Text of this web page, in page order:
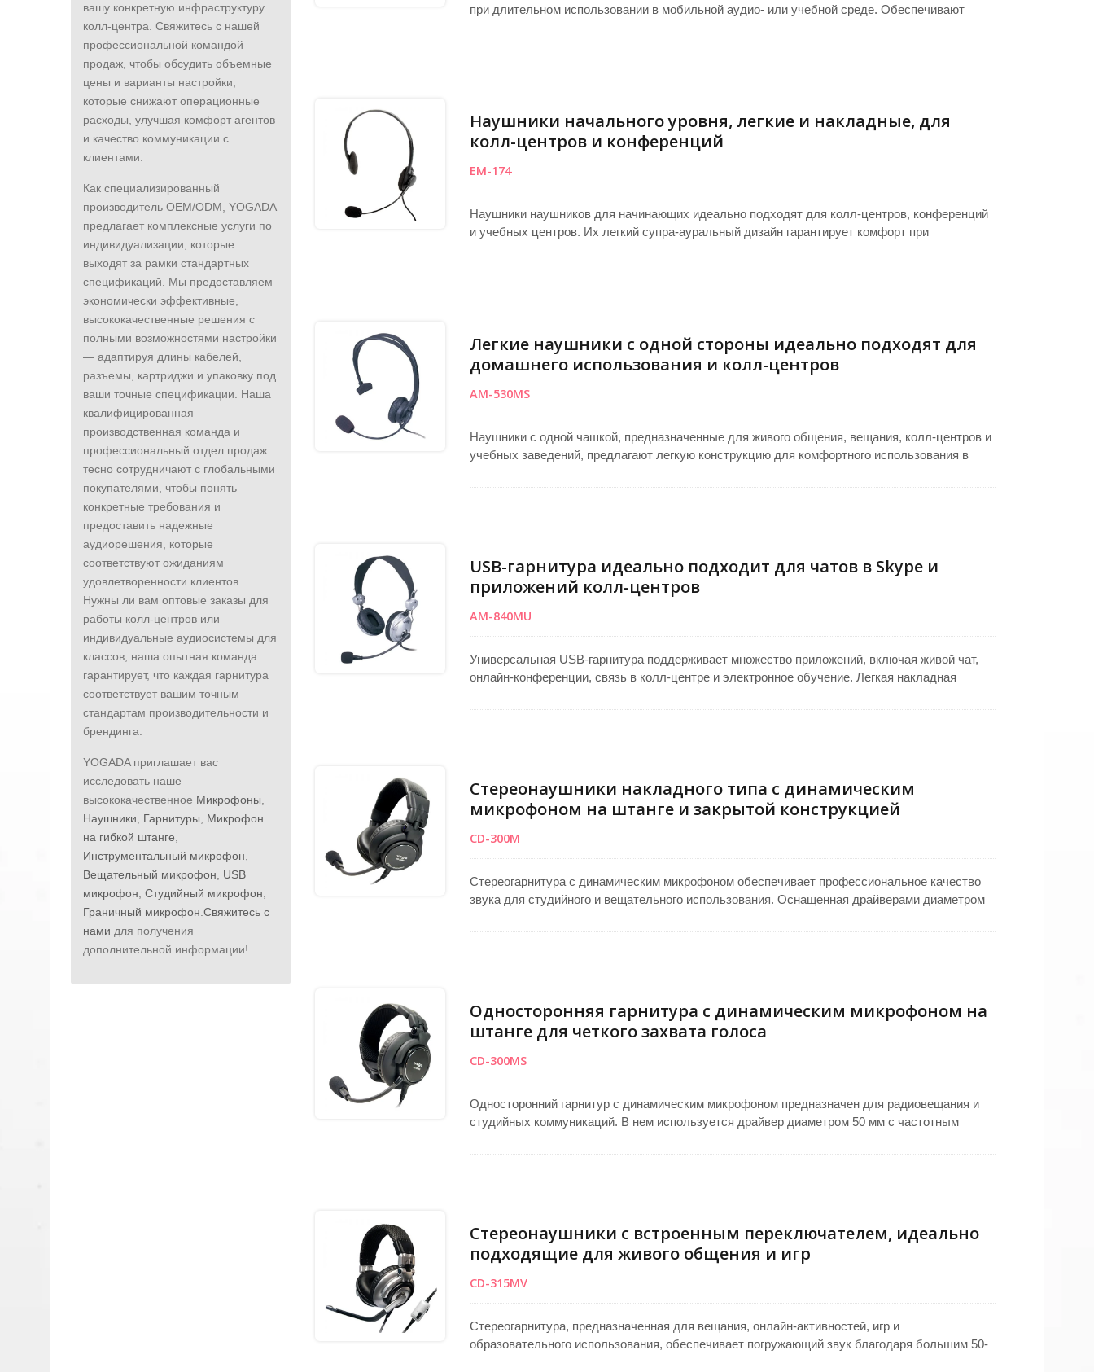
вашу конкретную инфраструктуру
колл-центра. Свяжитесь с нашей
профессиональной командой
продаж, чтобы обсудить объемные
цены и варианты настройки,
которые снижают операционные
расходы, улучшая комфорт агентов
и качество коммуникации с
клиентами.
Как специализированный
производитель OEM/ODM, YOGADA
предлагает комплексные услуги по
индивидуализации, которые
выходят за рамки стандартных
спецификаций. Мы предоставляем
экономически эффективные,
высококачественные решения с
полными возможностями настройки
— адаптируя длины кабелей,
разъемы, картриджи и упаковку под
ваши точные спецификации. Наша
квалифицированная
производственная команда и
профессиональный отдел продаж
тесно сотрудничают с глобальными
покупателями, чтобы понять
конкретные требования и
предоставить надежные
аудиорешения, которые
соответствуют ожиданиям
удовлетворенности клиентов.
Нужны ли вам оптовые заказы для
работы колл-центров или
индивидуальные аудиосистемы для
классов, наша опытная команда
гарантирует, что каждая гарнитура
соответствует вашим точным
стандартам производительности и
брендинга.
YOGADA приглашает вас
исследовать наше
высококачественное Микрофоны,
Наушники, Гарнитуры, Микрофон
на гибкой штанге,
Инструментальный микрофон,
Вещательный микрофон, USB
микрофон, Студийный микрофон,
Граничный микрофон.Свяжитесь с
нами для получения
дополнительной информации!
при длительном использовании в мобильной аудио- или учебной среде. Обеспечивают
надежностью. Включает кабель длиной 1,2 м для гибкости движения и адаптер с 3,5 мм на
Наушники начального уровня, легкие и накладные, для
колл-центров и конференций
EM-174
Наушники наушников для начинающих идеально подходят для колл-центров, конференций
и учебных центров. Их легкий супра-ауральный дизайн гарантирует комфорт при
конденсаторным элементом, обеспечивает четкий захват звука. Предлагая надежную
Легкие наушники с одной стороны идеально подходят для
домашнего использования и колл-центров
AM-530MS
Наушники с одной чашкой, предназначенные для живого общения, вещания, колл-центров и
учебных заведений, предлагают легкую конструкцию для комфортного использования в
профессиональных приложениях. Оснащены конденсаторным микрофоном для четкого
USB-гарнитура идеально подходит для чатов в Skype и
приложений колл-центров
AM-840MU
Универсальная USB-гарнитура поддерживает множество приложений, включая живой чат,
онлайн-конференции, связь в колл-центре и электронное обучение. Легкая накладная
шеей и чувствительным конденсаторным микрофоном для точного захвата голоса и четкой
Стереонаушники накладного типа с динамическим
микрофоном на штанге и закрытой конструкцией
CD-300M
Стереогарнитура с динамическим микрофоном обеспечивает профессиональное качество
звука для студийного и вещательного использования. Оснащенная драйверами диаметром
воспроизведение аудио. Закрытые амбушюры улучшают изоляцию от шума, в то время как
Односторонняя гарнитура с динамическим микрофоном на
штанге для четкого захвата голоса
CD-300MS
Односторонний гарнитур с динамическим микрофоном предназначен для радиовещания и
студийных коммуникаций. В нем используется драйвер диаметром 50 мм с частотным
чашкам. Кабель заканчивается отдельными разъемами для наушников 6,3 мм и микрофона
Стереонаушники с встроенным переключателем, идеально
подходящие для живого общения и игр
CD-315MV
Стереогарнитура, предназначенная для вещания, онлайн-активностей, игр и
образовательного использования, обеспечивает погружающий звук благодаря большим 50-